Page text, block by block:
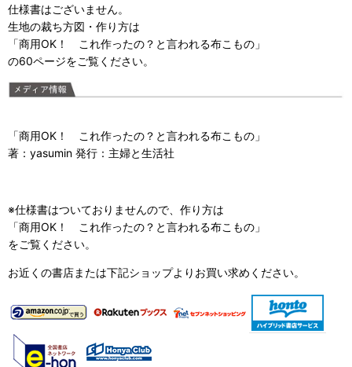
仕様書はございません。
生地の裁ち方図・作り方は
「商用OK！ これ作ったの？と言われる布こもの 」
の60ページをご覧ください。
「商用OK！ これ作ったの？と言われる布こもの 」
著：yasumin 発行：主婦と生活社
※仕様書はついておりませんので、作り方は
「商用OK！ これ作ったの？と言われる布こもの」
をご覧ください。
お近くの書店または下記ショップよりお買い求めください。